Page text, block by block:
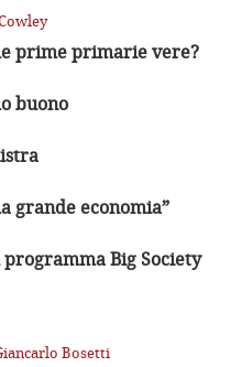
prime primarie vere?
buono
grande economia”
Big Society
Bosetti